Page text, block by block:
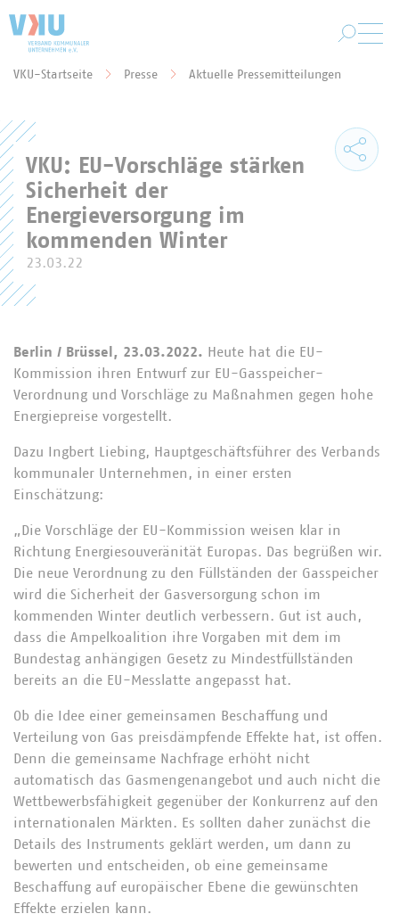
VKU-Startseite Presse Aktuelle Pressemitteilungen
VKU: EU-Vorschläge stärken
Sicherheit der
Energieversorgung im
kommenden Winter
23.03.22
Berlin / Brüssel, 23.03.2022. Heute hat die EU-
Kommission ihren Entwurf zur EU-Gasspeicher-
Verordnung und Vorschläge zu Maßnahmen gegen hohe
Energiepreise vorgestellt.
Dazu Ingbert Liebing, Hauptgeschäftsführer des Verbands
kommunaler Unternehmen, in einer ersten
Einschätzung:
„Die Vorschläge der EU-Kommission weisen klar in
Richtung Energiesouveränität Europas. Das begrüßen wir.
Die neue Verordnung zu den Füllständen der Gasspeicher
wird die Sicherheit der Gasversorgung schon im
kommenden Winter deutlich verbessern. Gut ist auch,
dass die Ampelkoalition ihre Vorgaben mit dem im
Bundestag anhängigen Gesetz zu Mindestfüllständen
bereits an die EU-Messlatte angepasst hat.
Ob die Idee einer gemeinsamen Beschaffung und
Verteilung von Gas preisdämpfende Effekte hat, ist offen.
Denn die gemeinsame Nachfrage erhöht nicht
automatisch das Gasmengenangebot und auch nicht die
Wettbewerbsfähigkeit gegenüber der Konkurrenz auf den
internationalen Märkten. Es sollten daher zunächst die
Details des Instruments geklärt werden, um dann zu
bewerten und entscheiden, ob eine gemeinsame
Beschaffung auf europäischer Ebene die gewünschten
Effekte erzielen kann.